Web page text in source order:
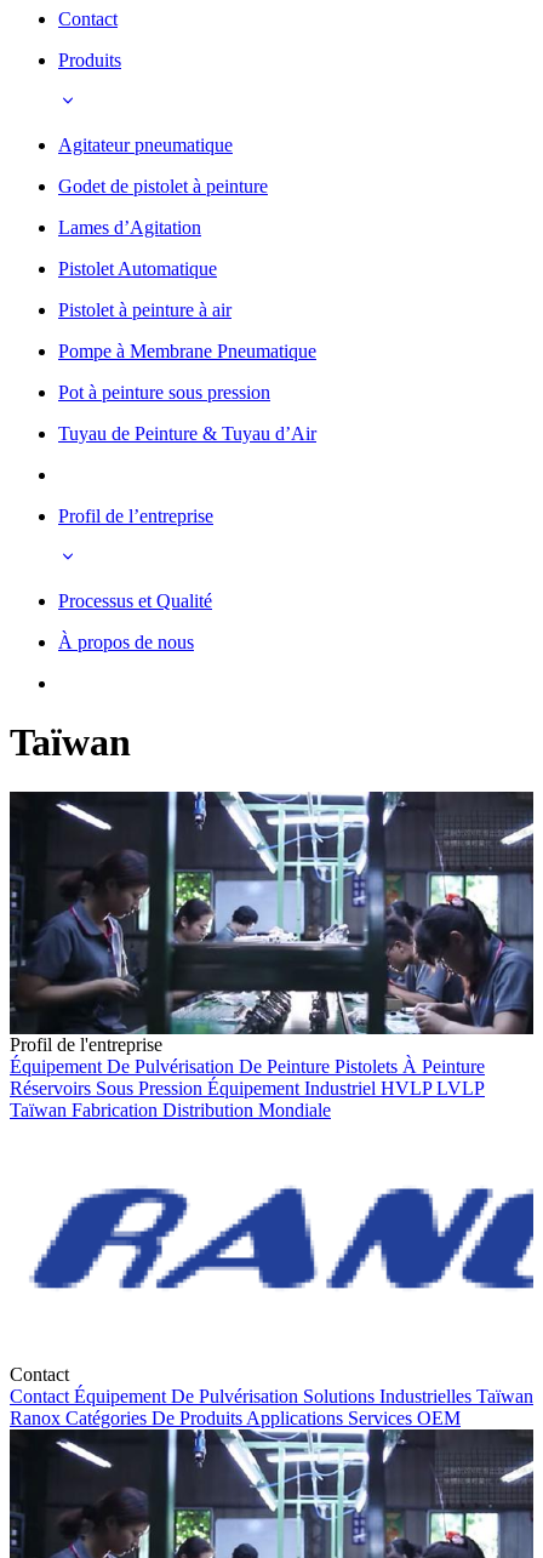
Contact
Produits
Agitateur pneumatique
Godet de pistolet à peinture
Lames d’Agitation
Pistolet Automatique
Pistolet à peinture à air
Pompe à Membrane Pneumatique
Pot à peinture sous pression
Tuyau de Peinture & Tuyau d’Air
Profil de l’entreprise
Processus et Qualité
À propos de nous
Taïwan
Profil de l'entreprise
Équipement De Pulvérisation De Peinture Pistolets À Peinture
Réservoirs Sous Pression Équipement Industriel HVLPLVLP
Taïwan Fabrication Distribution Mondiale
Contact
Contact Équipement De Pulvérisation Solutions Industrielles Taïwan
Ranox Catégories De Produits Applications Services OEM